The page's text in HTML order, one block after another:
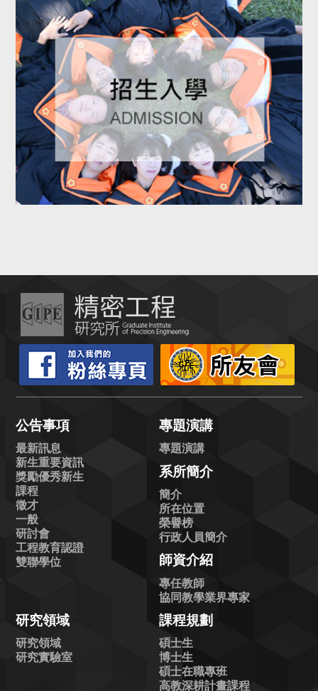
公告事項
最新訊息
新生重要資訊
獎勵優秀新生
課程
徵才
一般
研討會
工程教育認證
雙聯學位
專題演講
專題演講
系所簡介
簡介
所在位置
榮譽榜
行政人員簡介
師資介紹
專任教師
協同教學業界專家
研究領域
研究領域
研究實驗室
課程規劃
碩士生
博士生
碩士在職專班
高教深耕計畫課程